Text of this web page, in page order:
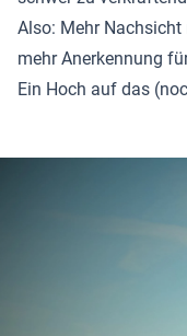
Also: Mehr Nachsicht
mehr Anerkennung
Ein Hoch auf das